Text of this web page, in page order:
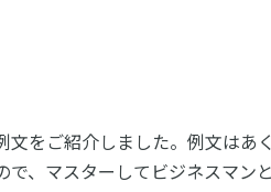
文をご紹介しました。例文はあ
で、マスターしてビジネスマン